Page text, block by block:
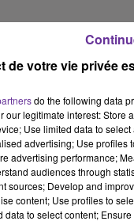
min 25 sec
LANGUE
FRANÇAISE
de votre vie privée
do the following data
our legitimate interest: Store
Use limited data to
advertising; Use profiles
advertising performance;
audiences through
sources; Develop and
content; Use profiles to
data to select content;